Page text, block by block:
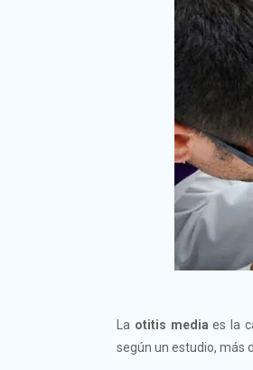
La otitis media es la
según un estudio, más